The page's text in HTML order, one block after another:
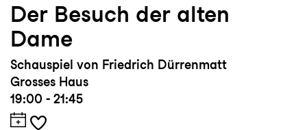
Der Besuch der alten
Dame
Schauspiel von Friedrich Dürrenmatt
Grosses Haus
19:00 - 21:45